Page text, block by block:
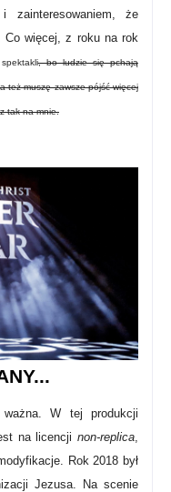
zainteresowaniem, że
Co więcej,z roku na rok
spektakli, bo ludzie się pchają
też muszę zawsze pójść więcej
tak na mnie.
W tej produkcji
na licencji non-replica
Rok 2018 był
Jezusa. Na scenie